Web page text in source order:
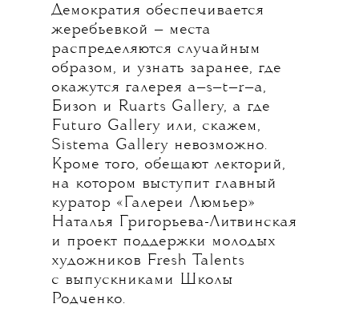
Демократия обеспечивается
жеребьевкой — места
распределяются случайным
образом, и узнать заранее, где
окажутся галерея a—s—t—r—a,
Бизоn и Ruarts Gallery, а где
Futuro Gallery или, скажем,
Sistema Gallery невозможно.
Кроме того, обещают лекторий,
на котором выступит главный
куратор «Галереи Люмьер»
Наталья Григорьева-Литвинская
и проект поддержки молодых
художников Fresh Talents
с выпускниками Школы
Родченко.